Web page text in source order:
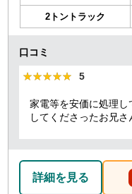
2トントラック
口コミ
★★★★★
★★★★★ 5
家電等を安価に処理
してくださったお兄さ
詳細を見る